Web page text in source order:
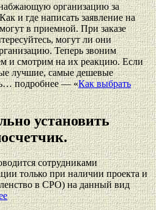
организацию за
и где написать заявление на
в приемной. При заказе
могут ли они
Теперь звоним
и смотрим на их реакцию. Если
лучшие, самые дешевые
подробнее — «Как выбрать
установить
сотрудниками
только при наличии проекта и
в СРО) на данный вид